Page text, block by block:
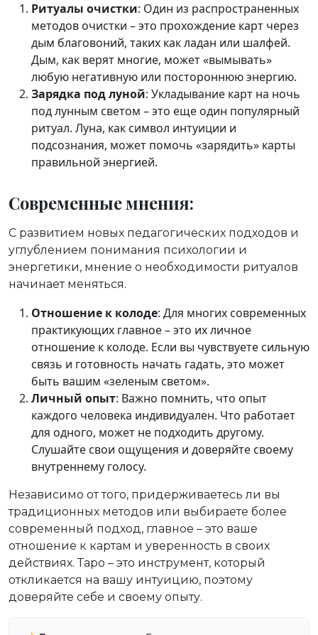
Ритуалы очистки: Один из распространенных
методов очистки – это прохождение карт через
дым благовоний, таких как ладан или шалфей.
Дым, как верят многие, может «вымывать»
любую негативную или постороннюю энергию.
Зарядка под луной: Укладывание карт на ночь
под лунным светом – это еще один популярный
ритуал. Луна, как символ интуиции и
подсознания, может помочь «зарядить» карты
правильной энергией.
Современные мнения:
С развитием новых педагогических подходов и
углублением понимания психологии и
энергетики, мнение о необходимости ритуалов
начинает меняться.
Отношение к колоде: Для многих современных
практикующих главное – это их личное
отношение к колоде. Если вы чувствуете сильную
связь и готовность начать гадать, это может
быть вашим «зеленым светом».
Личный опыт: Важно помнить, что опыт
каждого человека индивидуален. Что работает
для одного, может не подходить другому.
Слушайте свои ощущения и доверяйте своему
внутреннему голосу.
Независимо от того, придерживаетесь ли вы
традиционных методов или выбираете более
современный подход, главное – это ваше
отношение к картам и уверенность в своих
действиях. Таро – это инструмент, который
откликается на вашу интуицию, поэтому
доверяйте себе и своему опыту.